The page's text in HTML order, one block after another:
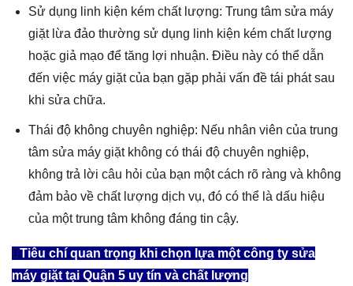
Sử dụng linh kiện kém chất lượng: Trung tâm sửa máy
giặt lừa đảo thường sử dụng linh kiện kém chất lượng
hoặc giả mạo để tăng lợi nhuận. Điều này có thể dẫn
đến việc máy giặt của bạn gặp phải vấn đề tái phát sau
khi sửa chữa.
Thái độ không chuyên nghiệp: Nếu nhân viên của trung
tâm sửa máy giặt không có thái độ chuyên nghiệp,
không trả lời câu hỏi của bạn một cách rõ ràng và không
đảm bảo về chất lượng dịch vụ, đó có thể là dấu hiệu
của một trung tâm không đáng tin cậy.
Tiêu chí quan trọng khi chọn lựa một công ty sửa
máy giặt tại Quận 5 uy tín và chất lượng